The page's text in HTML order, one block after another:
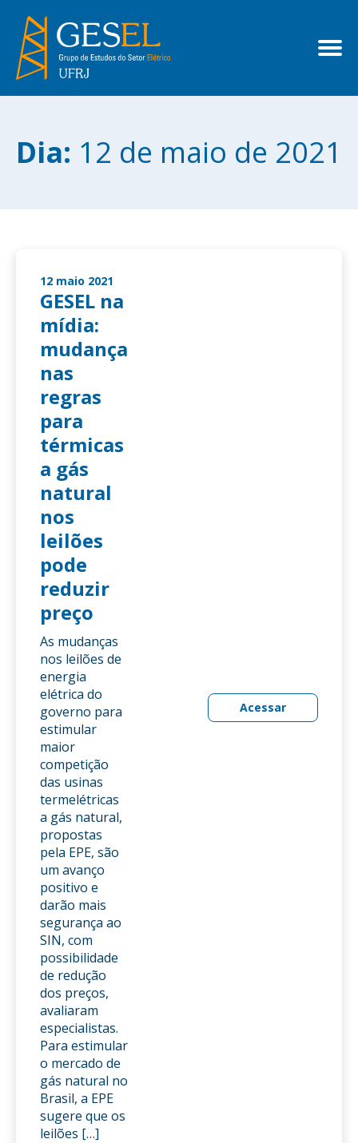
Dia: 12 de maio de 2021
12 maio 2021
GESEL na
mídia:
mudança
nas
regras
para
térmicas
a gás
natural
nos
leilões
pode
reduzir
preço
As mudanças
nos leilões de
energia
elétrica do
governo para
estimular
maior
competição
das usinas
termelétricas
a gás natural,
propostas
pela EPE, são
um avanço
positivo e
darão mais
segurança ao
SIN, com
possibilidade
de redução
dos preços,
avaliaram
especialistas.
Para estimular
o mercado de
gás natural no
Brasil, a EPE
sugere que os
leilões […]
Acessar